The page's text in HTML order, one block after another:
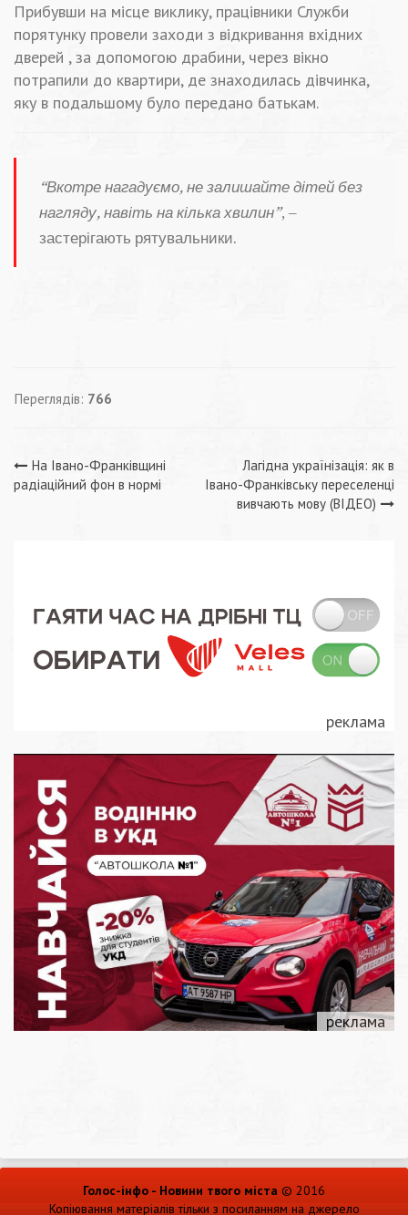
Прибувши на місце виклику, працівники Служби
порятунку провели заходи з відкривання вхідних
дверей , за допомогою драбини, через вікно
потрапили до квартири, де знаходилась дівчинка,
яку в подальшому було передано батькам.
“Вкотре нагадуємо, не залишайте дітей без
нагляду, навіть на кілька хвилин”, –
застерігають рятувальники.
Переглядів: 766
Навігація
На Івано-Франківщині
радіаційний фон в нормі
Лагідна українізація: як в
Івано-Франківську переселенці
вивчають мову (ВІДЕО)
Голос-інфо - Новини твого міста © 2016
Копіювання матеріалів тільки з посиланням на джерело